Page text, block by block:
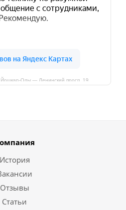
— Ленинский просп.,19
История
Отзывы
Статьи